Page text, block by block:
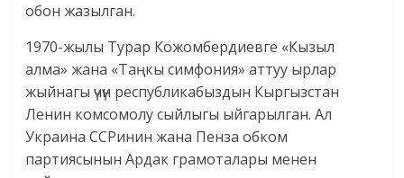
обон жазылган.
1970-жылы Турар Кожомбердиевге «Кызыл
алма» жана «Таңкы симфония» аттуу ырлар
жыйнагы үчүн республикабыздын Кыргызстан
Ленин комсомолу сыйлыгы ыйгарылган. Ал
Украина ССРинин жана Пенза обком
партиясынын Ардак грамоталары менен